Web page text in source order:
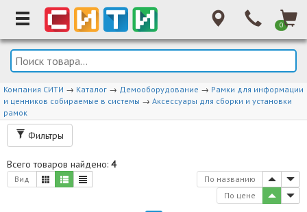
0
Компания СИТИ → Каталог → Демооборудование → Рамки для информации
и ценников собираемые в системы → Аксессуары для сборки и установки
рамок
Фильтры
Всего товаров найдено: 4
Вид
По названию
По цене